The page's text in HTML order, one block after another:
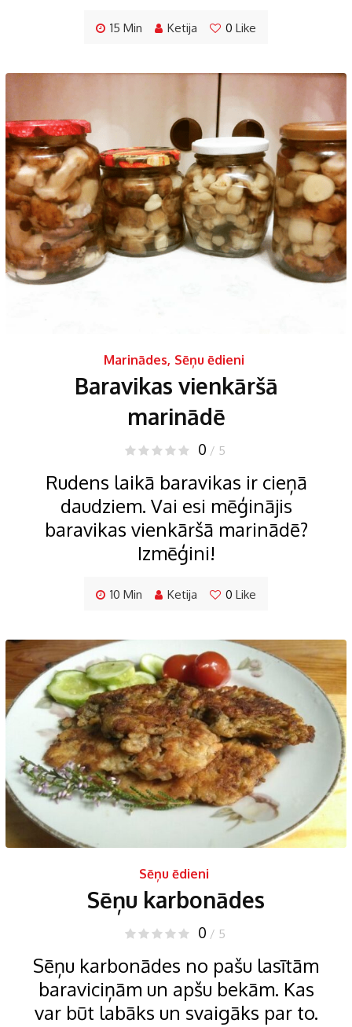
15 Min Ketija 0 Like
Marinādes, Sēņu ēdieni
Baravikas vienkāršā
marinādē
0 / 5
Rudens laikā baravikas ir cieņā
daudziem. Vai esi mēģinājis
baravikas vienkāršā marinādē?
Izmēģini!
10 Min Ketija 0 Like
Sēņu ēdieni
Sēņu karbonādes
0 / 5
Sēņu karbonādes no pašu lasītām
baraviciņām un apšu bekām. Kas
var būt labāks un svaigāks par to.